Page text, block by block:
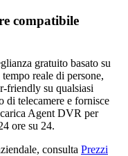
compatibile
gratuito basato su
reale di persone,
friendly su qualsiasi
di telecamere e fornisce
Agent DVR per
ore su 24.
consulta Prezzi